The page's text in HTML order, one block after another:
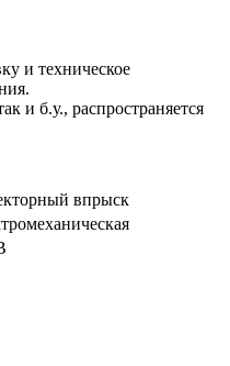
и техническое
и б.у., распространяется
впрыск